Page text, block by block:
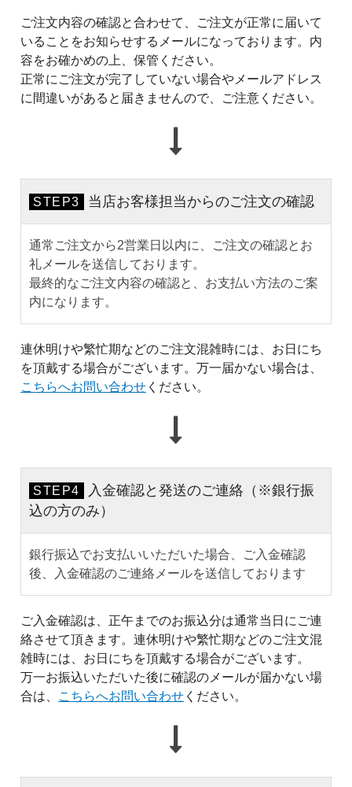
ご注文内容の確認と合わせて、ご注文が正常に届いて
いることをお知らせするメールになっております。内
容をお確かめの上、保管ください。
正常にご注文が完了していない場合やメールアドレス
に間違いがあると届きませんので、ご注意ください。
STEP3 当店お客様担当からのご注文の確認
通常ご注文から2営業日以内に、ご注文の確認とお
礼メールを送信しております。
最終的なご注文内容の確認と、お支払い方法のご案
内になります。
連休明けや繁忙期などのご注文混雑時には、お日にち
を頂戴する場合がございます。万一届かない場合は、
こちらへお問い合わせ ください。
STEP4
入金確認と発送のご連絡（※銀行振
込の方のみ）
銀行振込でお支払いいただいた場合、ご入金確認
後、入金確認のご連絡メールを送信しております
ご入金確認は、正午までのお振込分は通常当日にご連
絡させて頂きます。連休明けや繁忙期などのご注文混
雑時には、お日にちを頂戴する場合がございます。
万一お振込いただいた後に確認のメールが届かない場
合は、
こちらへお問い合わせ ください。